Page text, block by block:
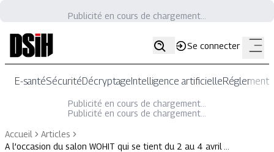
Publicité en cours de chargement...
Se connecter
E-santéSécuritéDécryptageIntelligence artificielle
Publicité en cours de chargement...
Publicité en cours de chargement...
Accueil
Articles
A l’occasion du salon WOHIT qui se tient du 2 au 4 avril …